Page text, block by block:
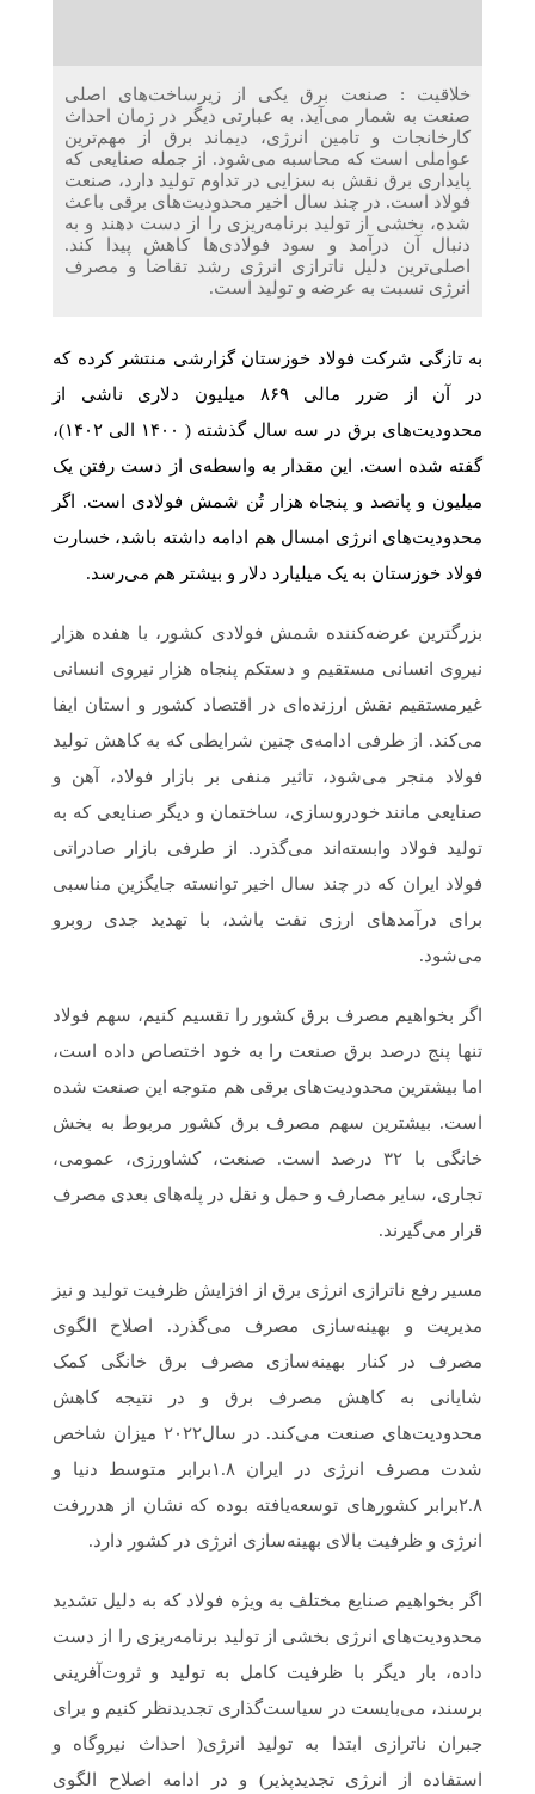
خلاقیت : صنعت برق یکی از زیرساخت‌های اصلی
صنعت به شمار می‌آید. به عبارتی دیگر در زمان احداث
کارخانجات و تامین انرژی، دیماند برق از مهم‌ترین
عواملی است که محاسبه می‌شود. از جمله صنایعی که
پایداری برق نقش به سزایی در تداوم تولید دارد، صنعت
فولاد است. در چند سال اخیر محدودیت‌های برقی باعث
شده، بخشی از تولید برنامه‌ریزی را از دست دهند و به
دنبال آن درآمد و سود فولادی‌ها کاهش پیدا کند.
اصلی‌ترین دلیل ناترازی انرژی رشد تقاضا و مصرف
انرژی نسبت به عرضه و تولید است.
به تازگی شرکت فولاد خوزستان گزارشی منتشر کرده که
در آن از ضرر مالی ۸۶۹ میلیون دلاری ناشی از
محدودیت‌های برق در سه سال گذشته ( ۱۴۰۰ الی ۱۴۰۲)،
گفته شده است. این مقدار به واسطه‌ی از دست رفتن یک
میلیون و پانصد و پنجاه هزار تُن شمش فولادی است. اگر
محدودیت‌های انرژی امسال هم ادامه داشته باشد، خسارت
فولاد خوزستان به یک میلیارد دلار و بیشتر هم می‌رسد.
بزرگترین عرضه‌کننده شمش فولادی کشور، با هفده هزار
نیروی انسانی مستقیم و دستکم پنجاه هزار نیروی انسانی
غیر‌مستقیم نقش ارزنده‌ای در اقتصاد کشور و استان ایفا
می‌کند. از طرفی ادامه‌ی چنین شرایطی که به کاهش تولید
فولاد منجر می‌شود، تاثیر منفی بر بازار فولاد، آهن و
صنایعی مانند خودروسازی، ساختمان و دیگر صنایعی که به
تولید فولاد وابسته‌اند می‌گذرد. از طرفی بازار صادراتی
فولاد ایران که در چند سال اخیر توانسته جایگزین مناسبی
برای درآمدهای ارزی نفت باشد، با تهدید جدی روبرو
می‌شود.
اگر بخواهیم مصرف برق کشور را تقسیم کنیم، سهم فولاد
تنها پنج درصد برق صنعت را به خود اختصاص داده است،
اما بیشترین محدودیت‌های برقی هم متوجه این صنعت شده
است. بیشترین سهم مصرف برق کشور مربوط به بخش
خانگی با ۳۲ درصد است. صنعت، کشاورزی، عمومی،
تجاری، سایر مصارف و حمل و نقل در پله‌های بعدی مصرف
قرار می‌گیرند.
مسیر رفع ناترازی انرژی برق از افزایش ظرفیت تولید و نیز
مدیریت و بهینه‌سازی مصرف می‌گذرد. اصلاح الگوی
مصرف در کنار بهینه‌سازی مصرف برق خانگی کمک
شایانی به کاهش مصرف برق و در نتیجه کاهش
محدودیت‌های صنعت می‌کند. در سال‌۲۰۲۲ میزان شاخص
شدت مصرف انرژی در ایران ۱.۸برابر متوسط دنیا و
۲.۸برابر کشورهای توسعه‌‌‌‌‌یافته بوده که نشان از هدررفت
انرژی و ظرفیت بالای بهینه‌سازی انرژی در کشور دارد.
اگر بخواهیم صنایع مختلف به ویژه فولاد که به دلیل تشدید
محدودیت‌های انرژی بخشی از تولید برنامه‌ریزی را از دست
داده، بار دیگر با ظرفیت کامل به تولید و ثروت‌آفرینی
برسند، می‌بایست در سیاست‌گذاری تجدیدنظر کنیم و برای
جبران ناترازی ابتدا به تولید انرژی( احداث نیروگاه و
استفاده از انرژی تجدیدپذیر) و در ادامه اصلاح الگوی